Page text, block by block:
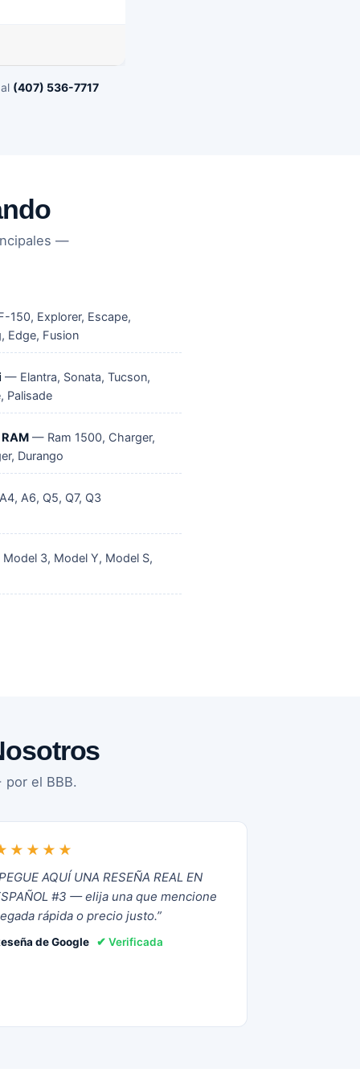
(407) 536-7717
—
Explorer, Escape,
Edge, Fusion
— Elantra, Sonata, Tucson,
Palisade
— Ram 1500, Charger,
Durango
A6, Q5, Q7, Q3
3, Model Y, Model S,
el BBB.
AQUÍ UNA RESEÑA REAL EN
#3 — elija una que mencione
rápida o precio justo.”
de Google ✔ Verificada